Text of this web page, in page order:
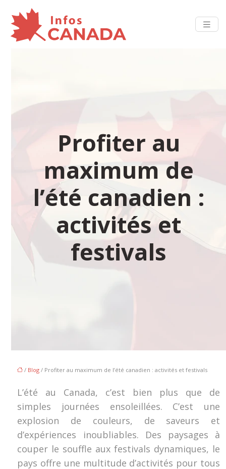
Profiter au
maximum de
l’été canadien :
activités et
festivals
/ Blog / Profiter au maximum de l’été canadien : activités et festivals
L’été au Canada, c’est bien plus que de
simples journées ensoleillées. C’est une
explosion de couleurs, de saveurs et
d’expériences inoubliables. Des paysages à
couper le souffle aux festivals dynamiques, le
pays offre une multitude d’activités pour tous